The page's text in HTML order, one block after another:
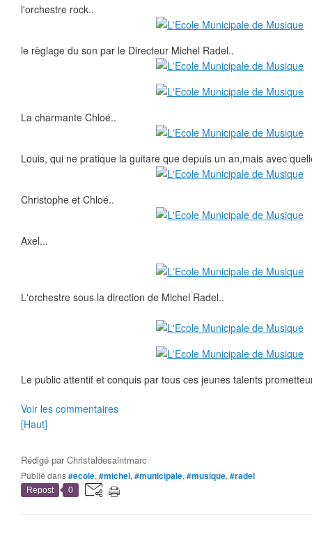
l'orchestre rock..
le règlage du son par le Directeur Michel Radel..
La charmante Chloé..
Louis, qui ne pratique la guitare que depuis un an,mais avec
Christophe et Chloé..
Axel...
L'orchestre sous la direction de Michel Radel..
Le public attentif et conquis par tous ces jeunes talents
Voir les commentaires
[Haut]
Rédigé parChristaldesaintmarc
Publié dans#ecole, #michel, #municipale, #musique, #radel
Repost 0